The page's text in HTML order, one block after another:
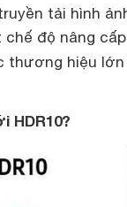
tải hình
độ nâng
thương hiệu
HDR10?